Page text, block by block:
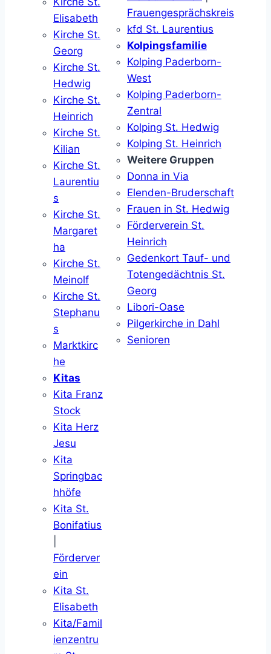
Elisabeth
Kirche St.
Georg
Kirche St.
Hedwig
Kirche St.
Heinrich
Kirche St.
Kilian
Kirche St.
Laurentiu
s
Kirche St.
Margaret
ha
Kirche St.
Meinolf
Kirche St.
Stephanu
s
Marktkirc
he
Kitas
Kita Franz
Stock
Kita Herz
Jesu
Kita
Springbac
hhöfe
Kita St.
Bonifatius
Förderver
ein
Kita St.
Elisabeth
Kita/Famil
ienzentru
Frauengesprächskreis
kfd St. Laurentius
Kolpingsfamilie
Kolping Paderborn-
West
Kolping Paderborn-
Zentral
Kolping St. Hedwig
Kolping St. Heinrich
Weitere Gruppen
Donna in Via
Elenden-Bruderschaft
Frauen in St. Hedwig
Förderverein St.
Heinrich
Gedenkort Tauf- und
Totengedächtnis St.
Georg
Libori-Oase
Pilgerkirche in Dahl
Senioren